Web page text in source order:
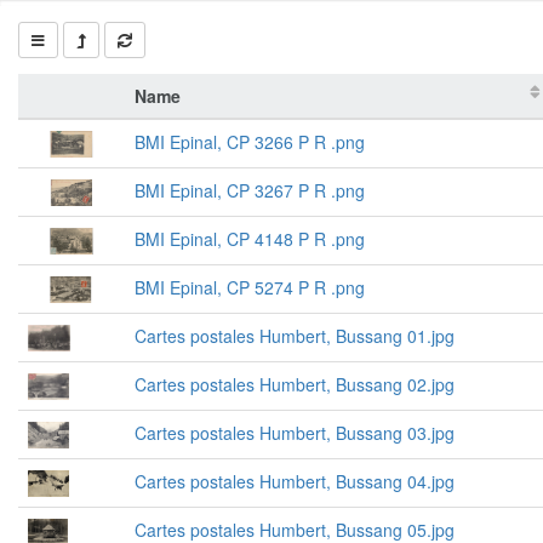
Name
BMI Epinal, CP 3266 P R .png
BMI Epinal, CP 3267 P R .png
BMI Epinal, CP 4148 P R .png
BMI Epinal, CP 5274 P R .png
Cartes postales Humbert, Bussang 01.jpg
Cartes postales Humbert, Bussang 02.jpg
Cartes postales Humbert, Bussang 03.jpg
Cartes postales Humbert, Bussang 04.jpg
Cartes postales Humbert, Bussang 05.jpg